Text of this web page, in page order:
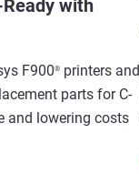
with
F900® printers and
parts for C-
and lowering costs